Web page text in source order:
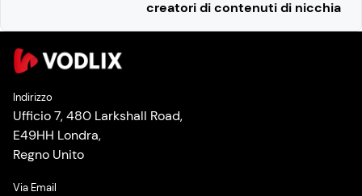
creatori di contenuti di nicchia
Indirizzo
Ufficio 7, 480 Larkshall Road,
E49HH Londra,
Regno Unito
Via Email